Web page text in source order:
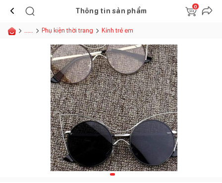
Thông tin sản phẩm
0
...... Phụ kiện thời trang Kính trẻ em